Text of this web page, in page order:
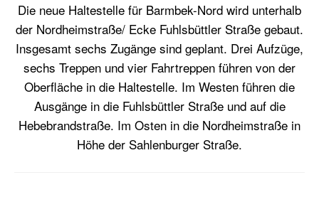
Die neue Haltestelle für Barmbek-Nord wird unterhalb
der Nordheimstraße/ Ecke Fuhlsbüttler Straße gebaut.
Insgesamt sechs Zugänge sind geplant. Drei Aufzüge,
sechs Treppen und vier Fahrtreppen führen von der
Oberfläche in die Haltestelle. Im Westen führen die
Ausgänge in die Fuhlsbüttler Straße und auf die
Hebebrandstraße. Im Osten in die Nordheimstraße in
Höhe der Sahlenburger Straße.